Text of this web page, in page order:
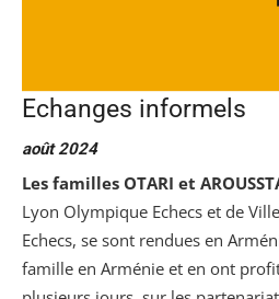
Echanges informels
août 2024
Les familles OTARI et
Lyon Olympique Echecs et de
Echecs, se sont rendues en
famille en Arménie et en ont